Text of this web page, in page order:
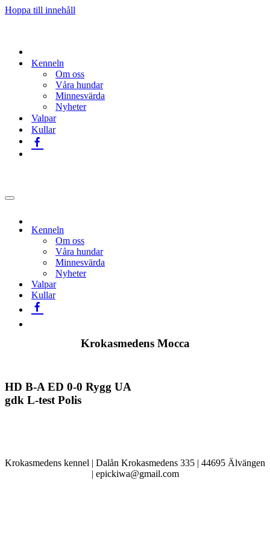
Hoppa till innehåll
Kenneln
Om oss
Våra hundar
Minnesvärda
Nyheter
Valpar
Kullar
Navigeringsmeny
Kenneln
Om oss
Våra hundar
Minnesvärda
Nyheter
Valpar
Kullar
Krokasmedens Mocca
HD B-A ED 0-0 Rygg UA
gdk L-test Polis
Krokasmedens kennel | Dalån Krokasmedens 335 | 44695 Älvängen
| epickiwa@gmail.com